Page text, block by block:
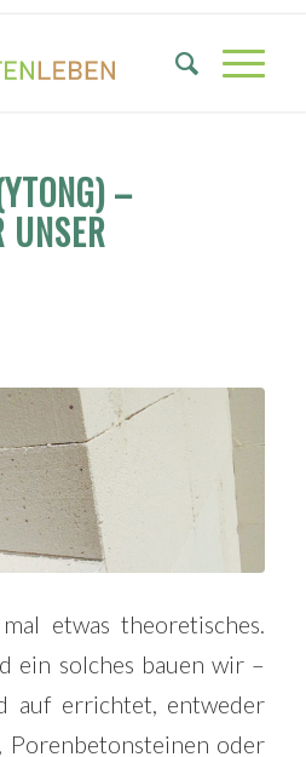
–
UNSER
etwas theoretisches.
ein solches bauen wir –
auf errichtet, entweder
Porenbetonsteinen oder